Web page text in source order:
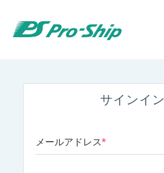
サインイン
メールアドレス*